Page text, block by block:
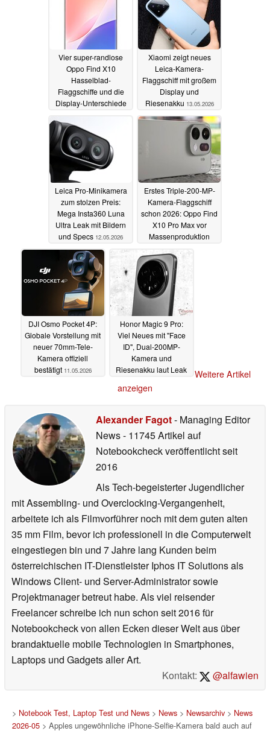
Vier super-randlose
Oppo Find X10
Hasselblad-
Flaggschiffe und die
Display-Unterschiede
14.05.2026
Xiaomi zeigt neues
Leica-Kamera-
Flaggschiff mit großem
Display und
Riesenakku 13.05.2026
Leica Pro-Minikamera
zum stolzen Preis:
Mega Insta360 Luna
Ultra Leak mit Bildern
und Specs 12.05.2026
Erstes Triple-200-MP-
Kamera-Flaggschiff
schon 2026: Oppo Find
X10 Pro Max vor
Massenproduktion
DJI Osmo Pocket 4P:
Globale Vorstellung mit
neuer 70mm-Tele-
Kamera offiziell
bestätigt 11.05.2026
Honor Magic 9 Pro:
Viel Neues mit "Face
ID", Dual-200MP-
Kamera und
Riesenakku laut Leak
Weitere Artikel
anzeigen
Alexander Fagot- Managing Editor
News- 11745 Artikel auf
Notebookcheck veröffentlichtseit
2016
Als Tech-begeisterter Jugendlicher
mit Assembling- und Overclocking-Vergangenheit,
arbeitete ich als Filmvorführer noch mit dem guten alten
35 mm Film, bevor ich professionell in die Computerwelt
eingestiegen bin und 7 Jahre lang Kunden beim
österreichischen IT-Dienstleister Iphos IT Solutions als
Windows Client- und Server-Administrator sowie
Projektmanager betreut habe. Als viel reisender
Freelancer schreibe ich nun schon seit 2016 für
Notebookcheck von allen Ecken dieser Welt aus über
brandaktuelle mobile Technologien in Smartphones,
Laptops und Gadgets aller Art.
Kontakt:
@alfawien
> Notebook Test, Laptop Test und News> News> Newsarchiv> News
2026-05 > Apples ungewöhnliche iPhone-Selfie-Kamera bald auch auf